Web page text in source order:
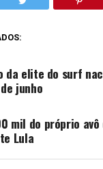
da elite do surf
junho
mil do próprio
Lula